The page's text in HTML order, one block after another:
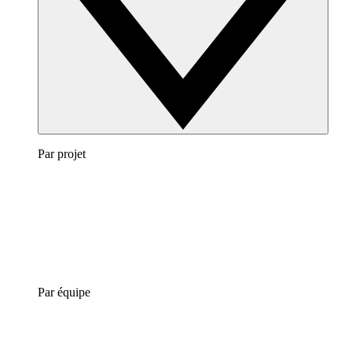
Par projet
Par équipe